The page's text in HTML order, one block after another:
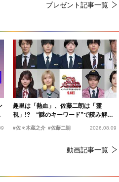
趣里は「熱血」、佐藤二朗は「霊
視」!? “謎のキーワード”で読み解く
『踊る大捜査線 N.E.W.』新メンバー
#佐々木蔵之介 #佐藤二朗 2026.08.09
動画記事一覧
プレゼント記事一覧